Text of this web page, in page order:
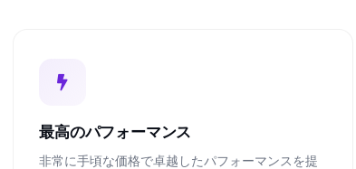
最高のパフォーマンス
非常に手頃な価格で卓越したパフォーマンスを提